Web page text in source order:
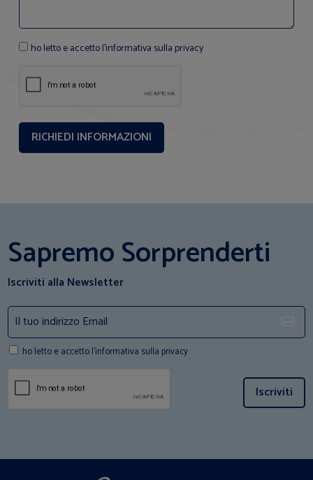
ho letto e accetto l'informativa sulla privacy
Sapremo Sorprenderti
Iscriviti alla Newsletter
ho letto e accetto l'informativa sulla privacy
Iscriviti